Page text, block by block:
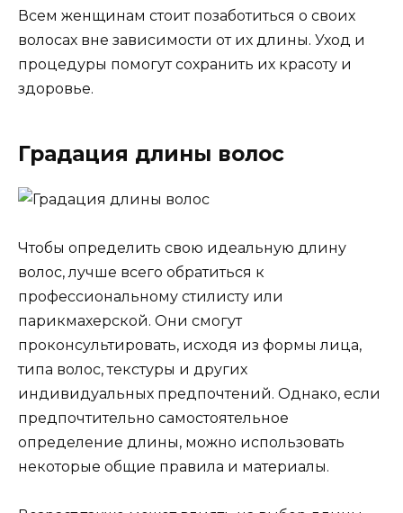
Всем женщинам стоит позаботиться о своих
волосах вне зависимости от их длины. Уход и
процедуры помогут сохранить их красоту и
здоровье.
Градация длины волос
Чтобы определить свою идеальную длину
волос, лучше всего обратиться к
профессиональному стилисту или
парикмахерской. Они смогут
проконсультировать, исходя из формы лица,
типа волос, текстуры и других
индивидуальных предпочтений. Однако, если
предпочтительно самостоятельное
определение длины, можно использовать
некоторые общие правила и материалы.